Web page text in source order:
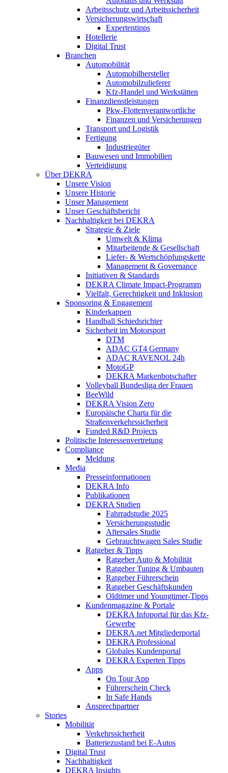
Arbeitsschutz und Arbeitssicherheit
Versicherungswirtschaft
Expertentipps
Hotellerie
Digital Trust
Branchen
Automobilität
Automobilhersteller
Automobilzulieferer
Kfz-Handel und Werkstätten
Finanzdienstleistungen
Pkw‑Flottenverantwortliche
Finanzen und Versicherungen
Transport und Logistik
Fertigung
Industriegüter
Bauwesen und Immobilien
Verteidigung
Über DEKRA
Unsere Vision
Unsere Historie
Unser Management
Unser Geschäftsbericht
Nachhaltigkeit bei DEKRA
Strategie & Ziele
Umwelt & Klima
Mitarbeitende & Gesellschaft
Liefer- & Wertschöpfungskette
Management & Governance
Initiativen & Standards
DEKRA Climate Impact-Programm
Vielfalt, Gerechtigkeit und Inklusion​
Sponsoring & Engagement
Kinderkappen
Handball Schiedsrichter
Sicherheit im Motorsport
DTM
ADAC GT4 Germany
ADAC RAVENOL 24h
MotoGP
DEKRA Markenbotschafter
Volleyball Bundesliga der Frauen
BeeWild
DEKRA Vision Zero
Europäische Charta für die
Straßenverkehrssicherheit
Funded R&D Projects
Politische Interessenvertretung
Compliance
Meldung
Media
Presseinformationen
DEKRA Info
Publikationen
DEKRA Studien
Fahrradstudie 2025
Versicherungsstudie
Aftersales Studie
Gebrauchtwagen Sales Studie
Ratgeber & Tipps
Ratgeber Auto & Mobilität
Ratgeber Tuning & Umbauten
Ratgeber Führerschein
Ratgeber Geschäftskunden
Oldtimer und Youngtimer-Tipps
Kundenmagazine & Portale
DEKRA Infoportal für das Kfz-
Gewerbe
DEKRA.net Mitgliederportal
DEKRA Professional
Globales Kundenportal
DEKRA Experten Tipps
Apps
On Tour App
Führerschein Check
In Safe Hands
Ansprechpartner
Stories
Mobilität
Verkehrssicherheit
Batteriezustand bei E-Autos
Digital Trust
Nachhaltigkeit
DEKRA Insights